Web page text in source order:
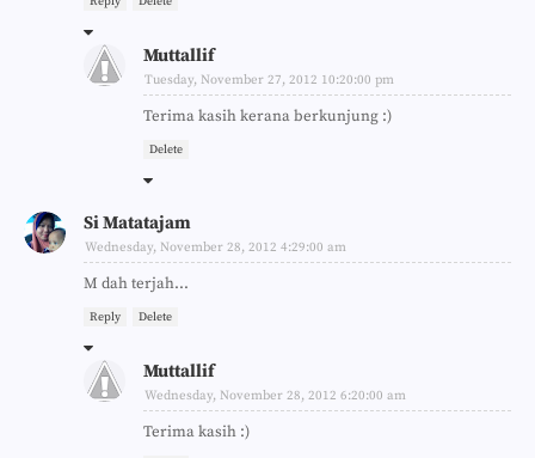
Muttallif
Tuesday, November 27, 2012 10:20:00 pm
Terima kasih kerana berkunjung :)
Delete
Si Matatajam
Wednesday, November 28, 2012 4:29:00 am
M dah terjah...
Reply Delete
Muttallif
Wednesday, November 28, 2012 6:20:00 am
Terima kasih :)